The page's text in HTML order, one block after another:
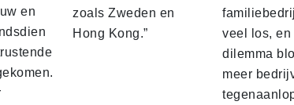
en
zoals Zweden en
Hong Kong.”
veel los, en
dilemma
meer